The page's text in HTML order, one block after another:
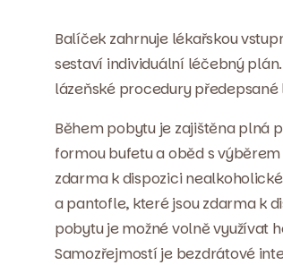
Balíček zahrnuje lékařskou
sestaví individuální léčebný
lázeňské procedury předepsané
Během pobytu je zajištěna plná
formou bufetu a oběd s
zdarma k dispozici
a pantofle, které jsou zdarma k
pobytu je možné volně využívat
Samozřejmostí je bezdrátové